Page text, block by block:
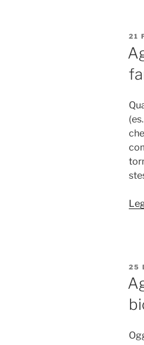
IL
21
IL
25